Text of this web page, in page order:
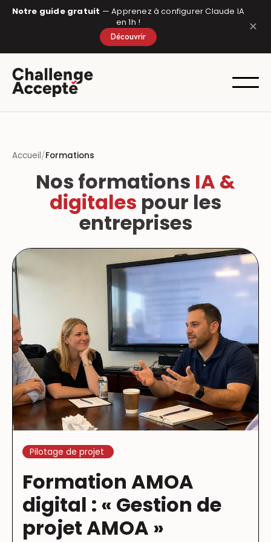
Notre guide gratuit — Apprenez à configurer Claude IA
en 1h !
Découvrir
✕
Accueil Formations
Nos formations IA &
digitales pour les
entreprises
Pilotage de projet
Formation AMOA
digital : « Gestion de
projet AMOA »
Panneau de gestion des cookies